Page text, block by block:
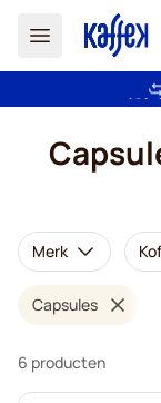
Merk
Capsules
6 producten